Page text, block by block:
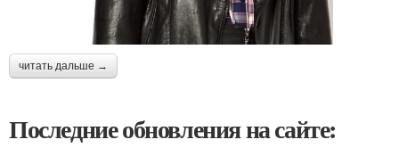
читать дальше →
Последние обновления на сайте: